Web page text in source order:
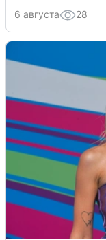
6 августа 28